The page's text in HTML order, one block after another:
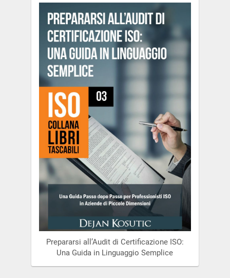
Prepararsi all’Audit di Certificazione ISO:
Una Guida in Linguaggio Semplice